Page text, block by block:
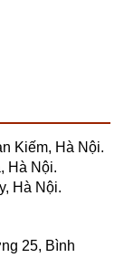
Kiếm, Hà Nội.
Hà Nội.
Hà Nội.
25, Bình